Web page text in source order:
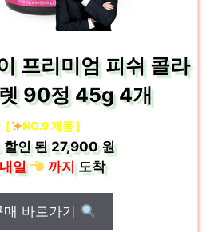
프리미엄 피쉬 콜라
90정 45g 4개
[ NO.9 제품 ]
할인 된27,900 원
내일
까지도착
매 바로가기